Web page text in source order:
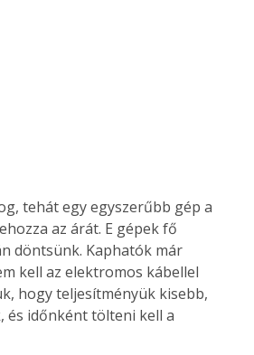
az árát. E gépek fő
döntsünk. Kaphatók már
kell az elektromos kábellel
hogy teljesítményük kisebb,
és időnként tölteni kell a